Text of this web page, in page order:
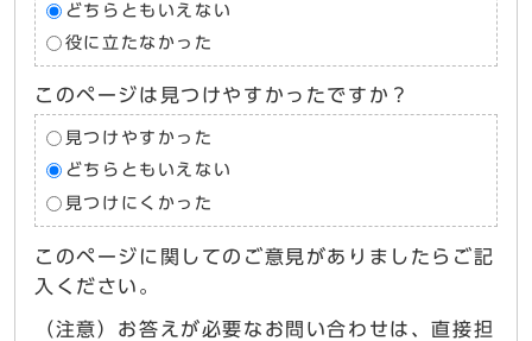
どちらともいえない
役に立たなかった
このページは見つけやすかったですか？
見つけやすかった
どちらともいえない
見つけにくかった
このページに関してのご意見がありましたらご記
入ください。
（注意）お答えが必要なお問い合わせは、直接担